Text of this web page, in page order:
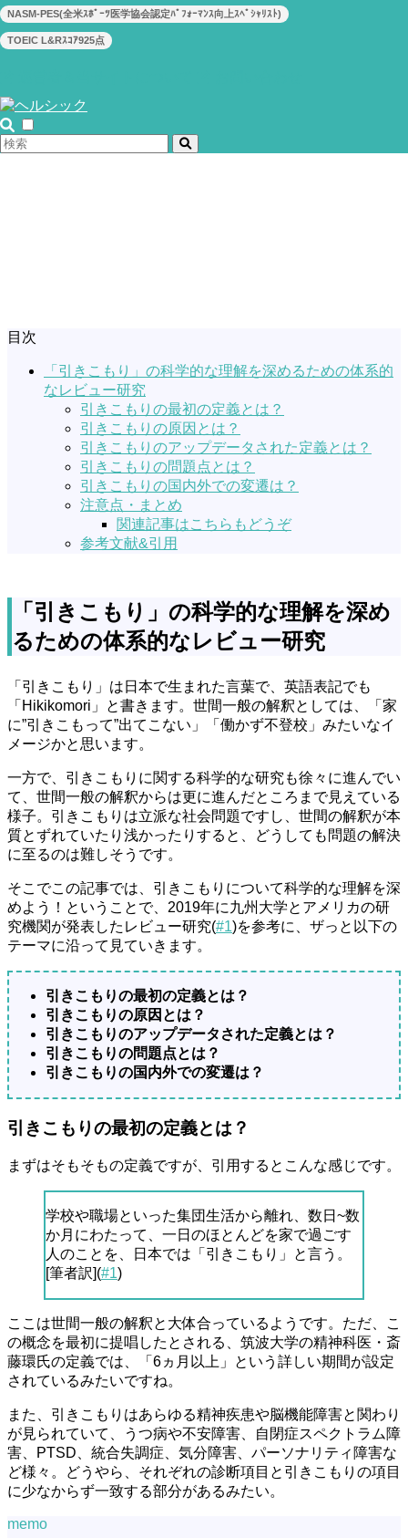
NASM-PES(全米ｽﾎﾟｰﾂ医学協会認定ﾊﾟﾌｫｰﾏﾝｽ向上ｽﾍﾟｼｬﾘｽﾄ)
TOEIC L&Rｽｺｱ925点
目次
「引きこもり」の科学的な理解を深めるための体系的
なレビュー研究
引きこもりの最初の定義とは？
引きこもりの原因とは？
引きこもりのアップデータされた定義とは？
引きこもりの問題点とは？
引きこもりの国内外での変遷は？
注意点・まとめ
関連記事はこちらもどうぞ
参考文献&引用
「引きこもり」の科学的な理解を深め
るための体系的なレビュー研究
「引きこもり」は日本で生まれた言葉で、英語表記でも
「Hikikomori」と書きます。世間一般の解釈としては、「家
に”引きこもって”出てこない」「働かず不登校」みたいなイ
メージかと思います。
一方で、引きこもりに関する科学的な研究も徐々に進んでい
て、世間一般の解釈からは更に進んだところまで見えている
様子。引きこもりは立派な社会問題ですし、世間の解釈が本
質とずれていたり浅かったりすると、どうしても問題の解決
に至るのは難しそうです。
そこでこの記事では、引きこもりについて科学的な理解を深
めよう！ということで、2019年に九州大学とアメリカの研
究機関が発表したレビュー研究(#1)を参考に、ザっと以下の
テーマに沿って見ていきます。
引きこもりの最初の定義とは？
引きこもりの原因とは？
引きこもりのアップデータされた定義とは？
引きこもりの問題点とは？
引きこもりの国内外での変遷は？
引きこもりの最初の定義とは？
まずはそもそもの定義ですが、引用するとこんな感じです。
学校や職場といった集団生活から離れ、数日~数
か月にわたって、一日のほとんどを家で過ごす
人のことを、日本では「引きこもり」と言う。
[筆者訳](#1)
ここは世間一般の解釈と大体合っているようです。ただ、こ
の概念を最初に提唱したとされる、筑波大学の精神科医・斎
藤環氏の定義では、「6ヵ月以上」という詳しい期間が設定
されているみたいですね。
また、引きこもりはあらゆる精神疾患や脳機能障害と関わり
が見られていて、うつ病や不安障害、自閉症スペクトラム障
害、PTSD、統合失調症、気分障害、パーソナリティ障害な
ど様々。どうやら、それぞれの診断項目と引きこもりの項目
に少なからず一致する部分があるみたい。
memo